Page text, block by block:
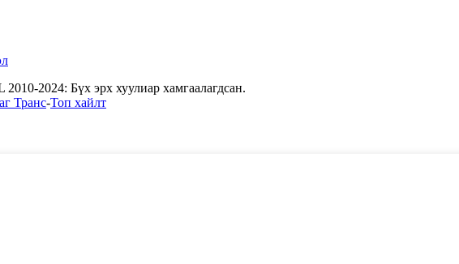
2024: Бүх эрх хуулиар хамгаалагдсан.
Транс-Топ хайлт